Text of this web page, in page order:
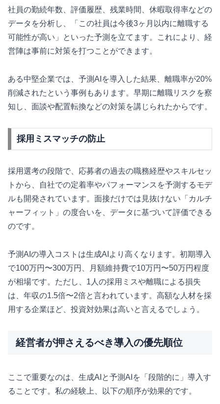
社員の勤続年数、評価履歴、残業時間、休暇取得率などの
データを分析し、「この社員は今後3ヶ月以内に離職する
可能性が高い」といった予測を立てます。これにより、経
営陣は事前に対策を打つことができます。
ある中堅企業では、予測AIを導入した結果、離職率が20%
削減されたという事例もあります。早期に離職リスクを察
知し、面談や配置転換などの対策を講じられたからです。
採用ミスマッチの防止
採用選考の段階で、応募者の過去の職務経歴やスキルセッ
トから、自社での定着率やパフォーマンスを予測するモデ
ルも開発されています。面接だけでは見抜けない「カルチ
ャーフィット」の度合いを、データに基づいて評価できる
のです。
予測AIの導入コストは生成AIより高くなります。初期導入
で100万円〜300万円、月額維持費で10万円〜50万円程度
が相場です。ただし、1人の採用ミスや離職による損失
は、年収の1.5倍〜2倍と言われています。高額な人材を採
用する企業ほど、投資対効果は高いと言えるでしょう。
経営者が押さえるべき導入の優先順位
ここで重要なのは、生成AIと予測AIを「段階的に」導入す
ることです。私の経験上、以下の順序が効果的です。